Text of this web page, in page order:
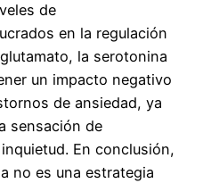
de
en la regulación
la serotonina
un impacto negativo
de ansiedad, ya
sensación de
En conclusión,
no es una estrategia